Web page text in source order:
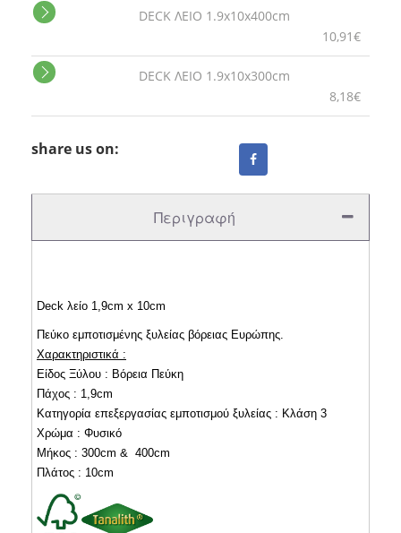
DECK ΛΕΙΟ 1.9x10x400cm
10,91€
DECK ΛΕΙΟ 1.9x10x300cm
8,18€
share us on:
Περιγραφή
Deck λείο 1,9cm x 10cm
Πεύκο εμποτισμένης ξυλείας βόρειας Ευρώπης.
Χαρακτηριστικά :
Είδος Ξύλου : Βόρεια Πεύκη
Πάχος : 1,9cm
Κατηγορία επεξεργασίας εμποτισμού ξυλείας : Κλάση 3
Χρώμα : Φυσικό
Μήκος : 300cm & 400cm
Πλάτος : 10cm